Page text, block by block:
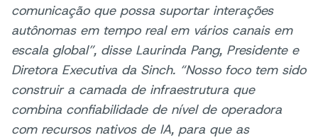
comunicação que possa suportar interações
autônomas em tempo real em vários canais em
escala global”, disse Laurinda Pang, Presidente e
Diretora Executiva da Sinch. “Nosso foco tem sido
construir a camada de infraestrutura que
combina confiabilidade de nível de operadora
com recursos nativos de IA, para que as